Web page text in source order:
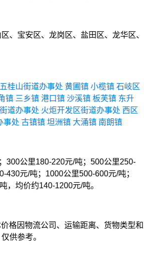
、宝安区、龙岗区、盐田区、龙华区、
五桂山街道办事处 黄圃镇 小榄镇 石岐区
镇 三乡镇 港口镇 沙溪镇 板芙镇 东升
道办事处 火炬开发区街道办事处 西区
事处 古镇镇 坦洲镇 大涌镇 南朗镇
300公里180-220元/吨；500公里250-
430元/吨；1000公里500-600元/吨；
，均价约140-1200元/吨。
格因物流公司、运输距离、货物类型和
供参考。